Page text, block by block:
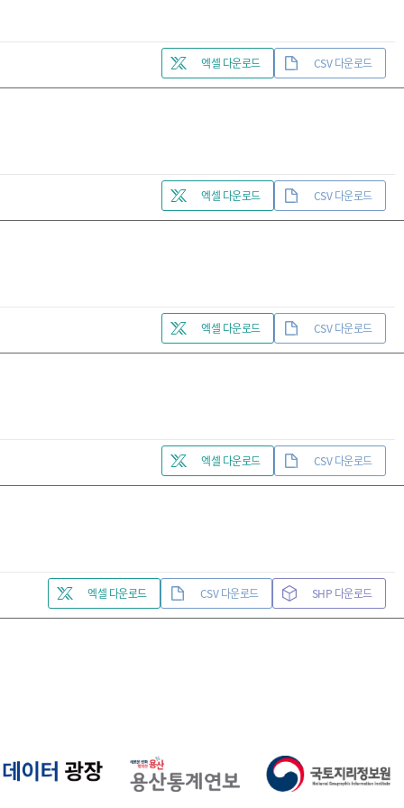
엑셀 다운로드 CSV 다운로드
엑셀 다운로드 CSV 다운로드
엑셀 다운로드 CSV 다운로드
엑셀 다운로드 CSV 다운로드
엑셀 다운로드 CSV 다운로드 SHP 다운로드